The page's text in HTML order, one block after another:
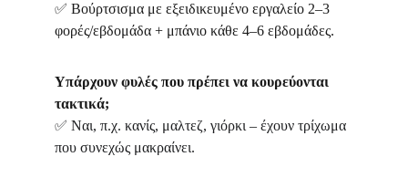
✅ Βούρτσισμα με εξειδικευμένο εργαλείο 2–3
φορές/εβδομάδα + μπάνιο κάθε 4–6 εβδομάδες.
Υπάρχουν φυλές που πρέπει να κουρεύονται
τακτικά;
✅ Ναι, π.χ. κανίς, μαλτεζ, γιόρκι – έχουν τρίχωμα
που συνεχώς μακραίνει.